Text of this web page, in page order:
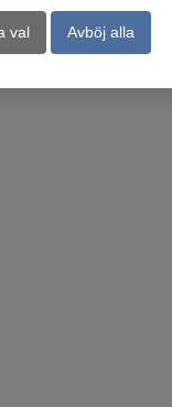
val Avböj alla